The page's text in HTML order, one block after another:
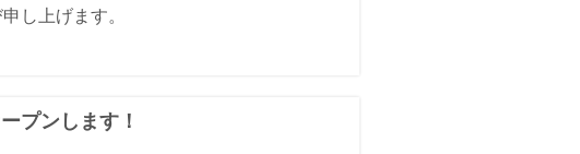
し上げます。
プンします！